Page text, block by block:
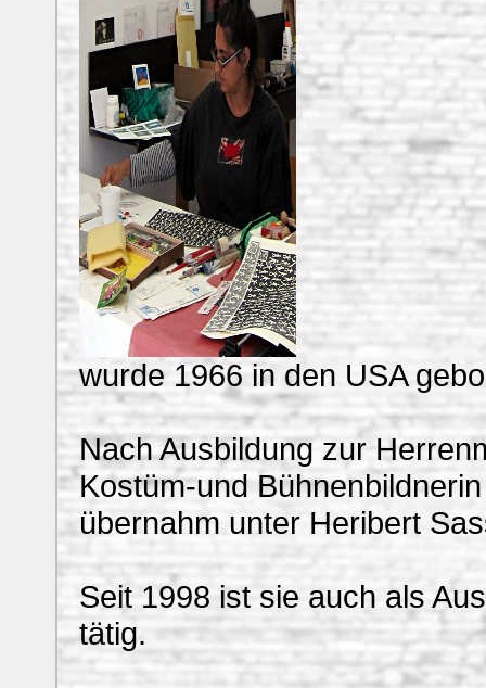
wurde 1966 in den USA
Nach Ausbildung zur
Kostüm-und
übernahm unter Heribert
Seit 1998 ist sie auch als
tätig.